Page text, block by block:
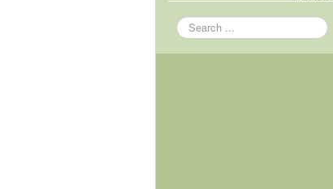
Search